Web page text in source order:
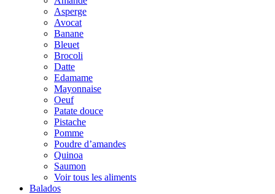
Asperge
Avocat
Banane
Bleuet
Brocoli
Datte
Edamame
Mayonnaise
Oeuf
Patate douce
Pistache
Pomme
Poudre d’amandes
Quinoa
Saumon
Voir tous les aliments
Balados